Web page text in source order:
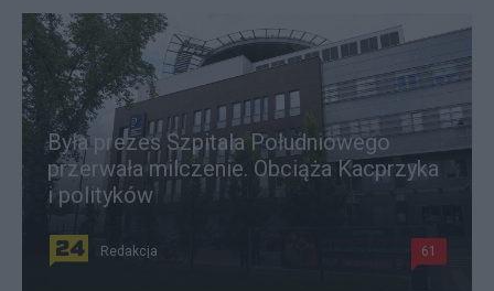
Była prezes Szpitala Południowego
przerwała milczenie. Obciąża Kacprzyka
i polityków
Redakcja 61